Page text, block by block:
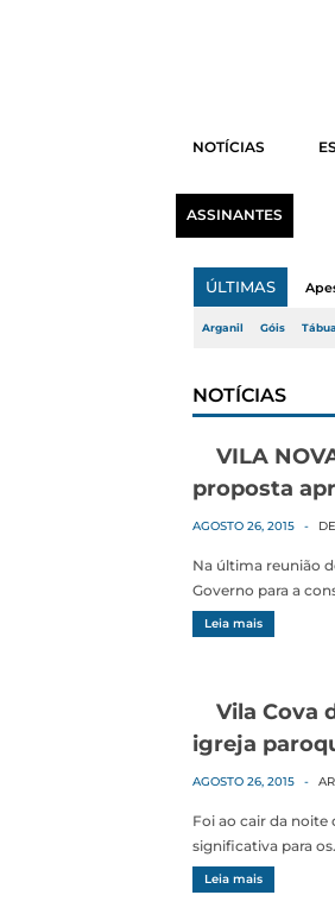
NOTÍCIAS
ASSINANTES
ÚLTIMAS
Arganil Góis Tábua
NOTÍCIAS
VILA
proposta
AGOSTO 26, 2015 -
Na última reunião
Governo para a
Leia mais
Vila Cova
igreja
AGOSTO 26, 2015 -
Foi ao cair da noite
significativa para
Leia mais